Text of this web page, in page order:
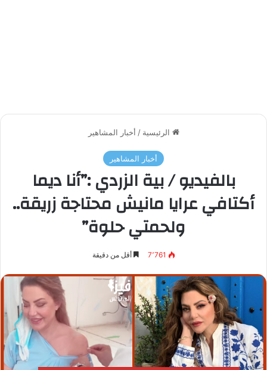
الرئيسية / أخبار المشاهير
أخبار المشاهير
بالفيديو / بية الزردي :”أنا ديما
أكتافي عرايا مانيش محتاجة زريقة..
ولحمتي حلوة”
7٬761 أقل من دقيقة